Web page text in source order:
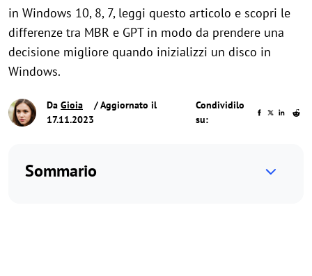
in Windows 10, 8, 7, leggi questo articolo e scopri le
differenze tra MBR e GPT in modo da prendere una
decisione migliore quando inizializzi un disco in
Windows.
Da Gioia
/ Aggiornato il
17.11.2023
Condividilo
su:
Sommario